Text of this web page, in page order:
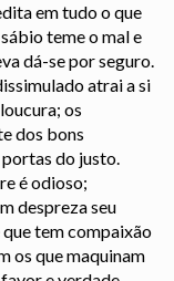
em tudo o que
teme o mal e
dá-se por seguro.
atrai a si
os
dos bons
portas do justo.
é odioso;
despreza seu
tem compaixão
os que maquinam